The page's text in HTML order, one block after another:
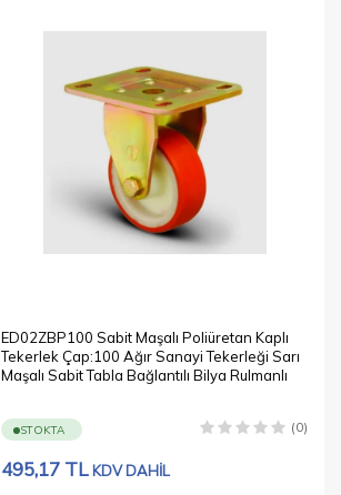
ED02ZBP100 Sabit Maşalı Poliüretan Kaplı
Tekerlek Çap:100 Ağır Sanayi Tekerleği Sarı
Maşalı Sabit Tabla Bağlantılı Bilya Rulmanlı
STOKTA (0)
495,17 TL KDV DAHİL